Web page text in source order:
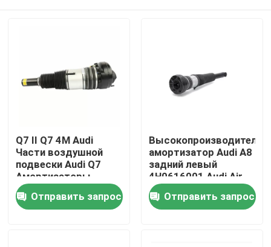
Продукты
Видеозаписи
Q7 II Q7 4M Audi
Части воздушной
подвески Audi Q7
Амортизаторы
ударов 4M4616039
Отправить запрос
амортизатор Audi A8
задний левый
4H0616001 Audi Air
Shocks
Отправить запрос